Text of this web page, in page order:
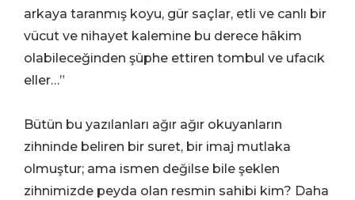
arkaya taranmış koyu, gür saçlar, etli ve canlı bir
vücut ve nihayet kalemine bu derece hâkim
olabileceğinden şüphe ettiren tombul ve ufacık
eller…”
Bütün bu yazılanları ağır ağır okuyanların
zihninde beliren bir suret, bir imaj mutlaka
olmuştur; ama ismen değilse bile şeklen
zihnimizde peyda olan resmin sahibi kim? Daha